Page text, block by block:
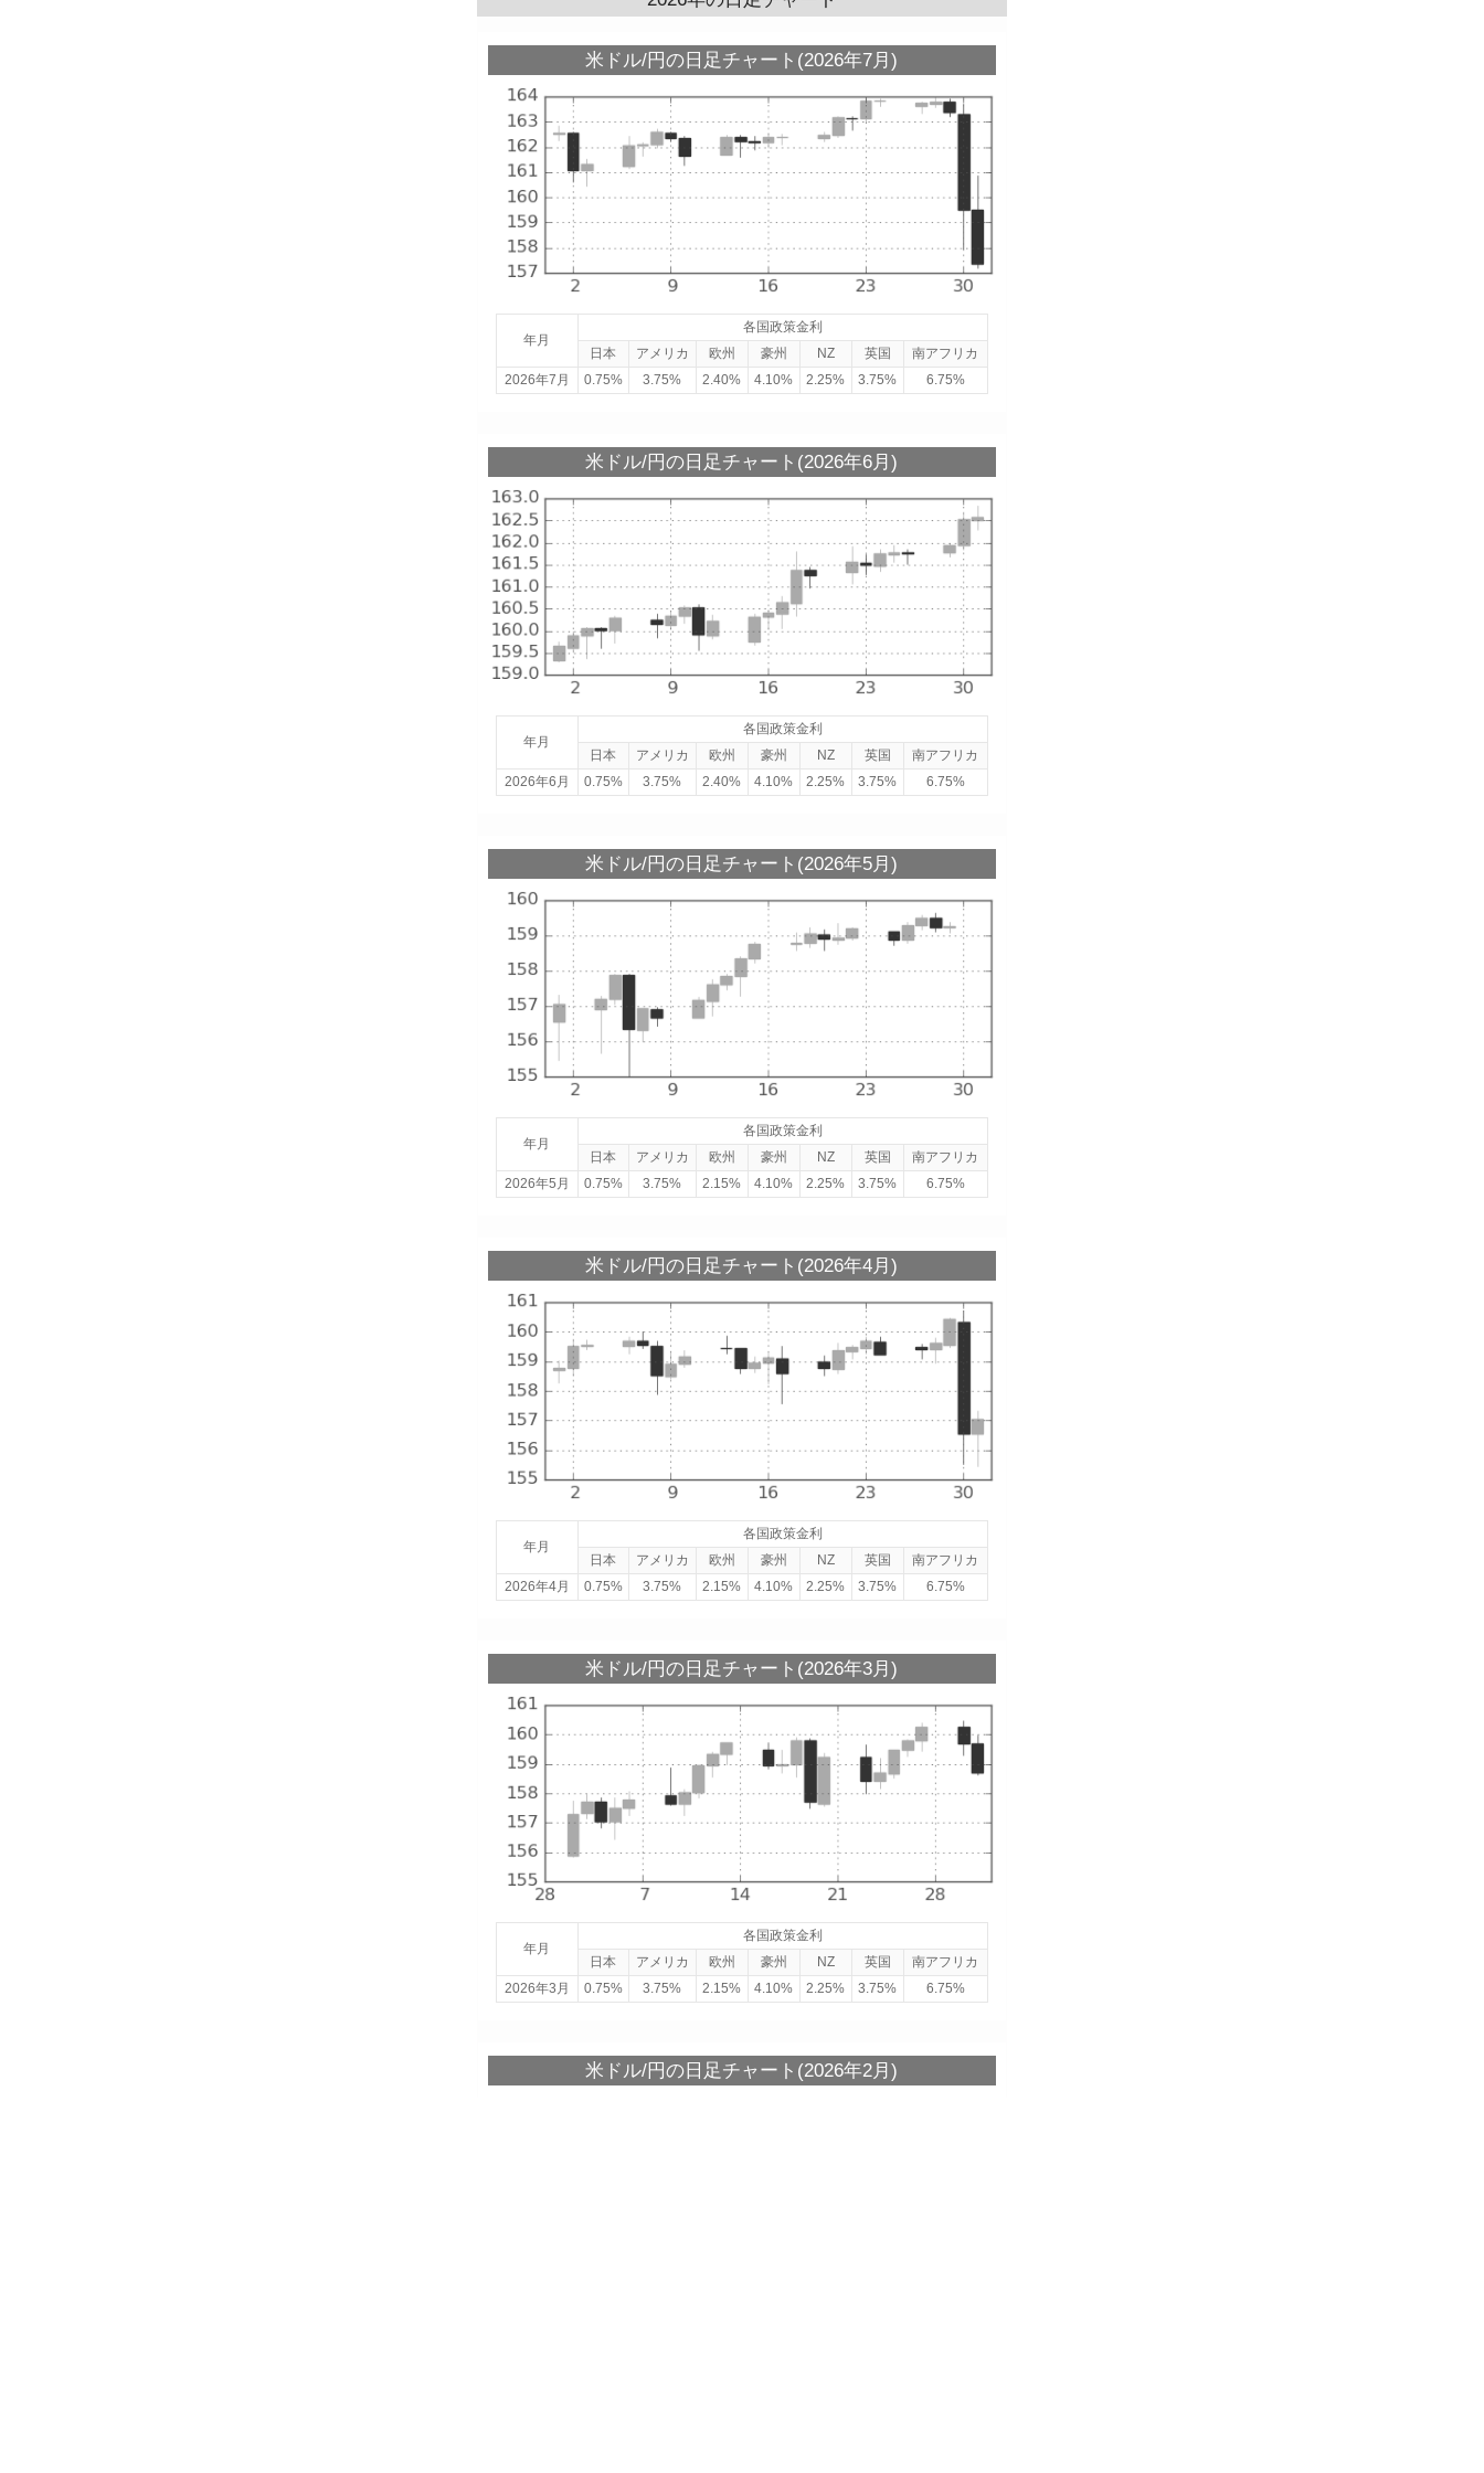
米ドル/円の日足チャート(2026年7月)
年月
各国政策金利
日本
アメリカ 欧州 豪州 NZ 英国
南アフリカ
2026年7月
0.75% 3.75% 2.40% 4.10% 2.25% 3.75% 6.75%
米ドル/円の日足チャート(2026年6月)
年月
各国政策金利
日本
アメリカ 欧州 豪州 NZ 英国
南アフリカ
2026年6月
0.75% 3.75% 2.40% 4.10% 2.25% 3.75% 6.75%
米ドル/円の日足チャート(2026年5月)
年月
各国政策金利
日本
アメリカ 欧州 豪州 NZ 英国
南アフリカ
2026年5月
0.75% 3.75% 2.15% 4.10% 2.25% 3.75% 6.75%
米ドル/円の日足チャート(2026年4月)
年月
各国政策金利
日本
アメリカ 欧州 豪州 NZ 英国
南アフリカ
2026年4月
0.75% 3.75% 2.15% 4.10% 2.25% 3.75% 6.75%
米ドル/円の日足チャート(2026年3月)
年月
各国政策金利
日本
アメリカ 欧州 豪州 NZ 英国
南アフリカ
2026年3月
0.75% 3.75% 2.15% 4.10% 2.25% 3.75% 6.75%
米ドル/円の日足チャート(2026年2月)